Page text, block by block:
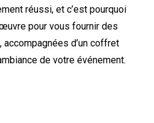
réussi, et c’est pourquoi
pour vous fournir des
d’un coffret
de votre événement.